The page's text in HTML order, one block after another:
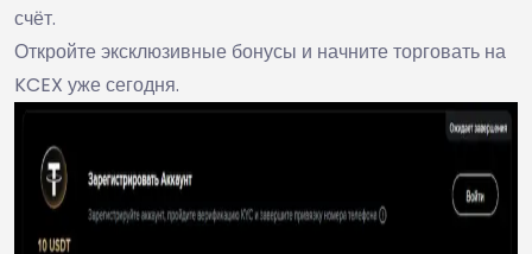
счёт.
Откройте эксклюзивные бонусы и начните торговать на
KCEX уже сегодня.